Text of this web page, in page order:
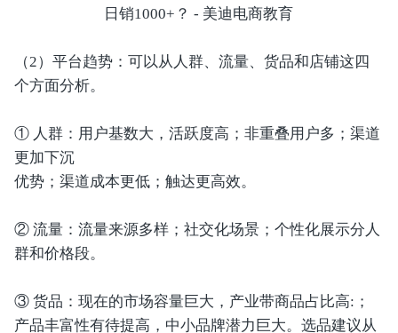
（2）平台趋势：可以从人群、流量、货品和店铺这四
个方面分析。
① 人群：用户基数大，活跃度高；非重叠用户多；渠道
更加下沉
优势；渠道成本更低；触达更高效。
② 流量：流量来源多样；社交化场景；个性化展示分人
群和价格段。
③ 货品：现在的市场容量巨大，产业带商品占比高:；
产品丰富性有待提高，中小品牌潜力巨大。选品建议从